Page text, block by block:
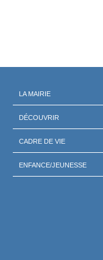
LA MAIRIE
DÉCOUVRIR
CADRE DE VIE
ENFANCE/JEUNESSE